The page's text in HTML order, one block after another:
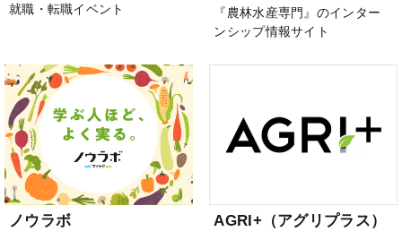
就職・転職イベント
『農林水産専門』のインター
ンシップ情報サイト
ノウラボ AGRI+（アグリプラス）